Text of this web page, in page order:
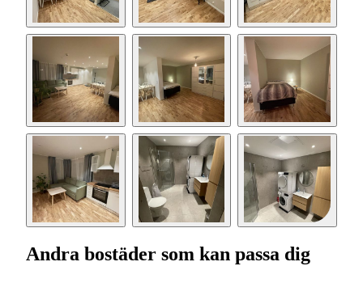
Andra bostäder som kan passa dig